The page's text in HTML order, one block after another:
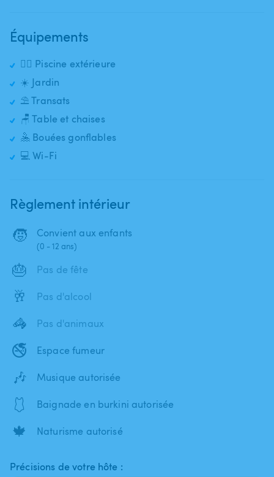
Équipements
🏊‍♂️ Piscine extérieure
☀️ Jardin
⛱️ Transats
🪑 Table et chaises
🤽 Bouées gonflables
💻 Wi-Fi
Règlement intérieur
🧒 Convient aux enfants
(0 - 12 ans)
🎂 Pas de fête
🥂 Pas d'alcool
🦓 Pas d'animaux
🚭 Espace fumeur
🎶 Musique autorisée
🩱 Baignade en burkini autorisée
🍁 Naturisme autorisé
Précisions de votre hôte :